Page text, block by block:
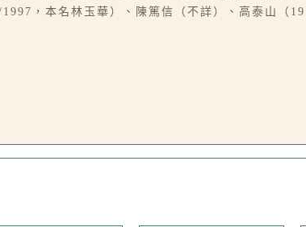
，本名林玉華）、陳篤信（不詳）、高泰山（